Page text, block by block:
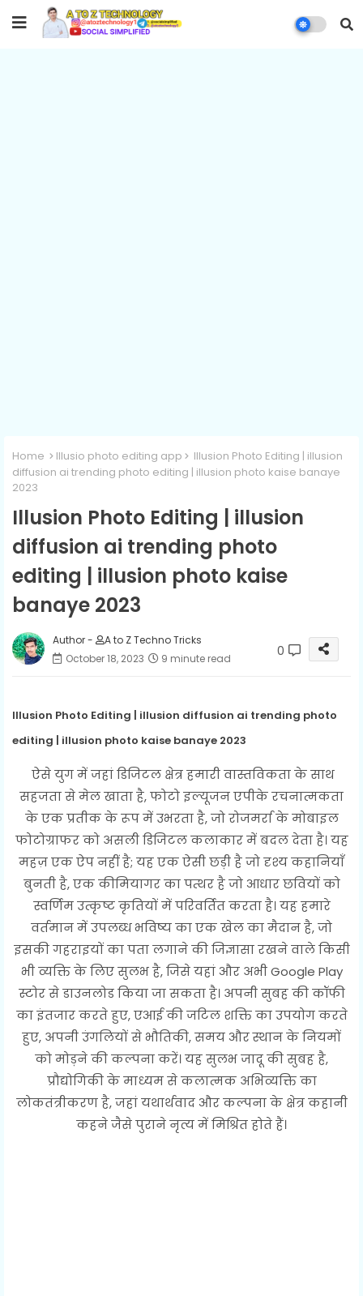
Home Illusio photo editing app
Illusion Photo Editing | illusion
diffusion ai trending photo editing | illusion photo kaise banaye
2023
Illusion Photo Editing | illusion
diffusion ai trending photo
editing | illusion photo kaise
banaye 2023
Author -
A to Z Techno Tricks
October 18, 2023
9 minute read 0
Illusion Photo Editing | illusion diffusion ai trending photo
editing | illusion photo kaise banaye 2023
ऐसे युग में जहां डिजिटल क्षेत्र हमारी वास्तविकता के साथ
सहजता से मेल खाता है, फोटो इल्यूजन एपीके रचनात्मकता
के एक प्रतीक के रूप में उभरता है, जो रोजमर्रा के मोबाइल
फोटोग्राफर को असली डिजिटल कलाकार में बदल देता है। यह
महज़ एक ऐप नहीं है; यह एक ऐसी छड़ी है जो दृश्य कहानियाँ
बुनती है, एक कीमियागर का पत्थर है जो आधार छवियों को
स्वर्णिम उत्कृष्ट कृतियों में परिवर्तित करता है। यह हमारे
वर्तमान में उपलब्ध भविष्य का एक खेल का मैदान है, जो
इसकी गहराइयों का पता लगाने की जिज्ञासा रखने वाले किसी
भी व्यक्ति के लिए सुलभ है, जिसे यहां और अभी Google Play
स्टोर से डाउनलोड किया जा सकता है। अपनी सुबह की कॉफी
का इंतजार करते हुए, एआई की जटिल शक्ति का उपयोग करते
हुए, अपनी उंगलियों से भौतिकी, समय और स्थान के नियमों
को मोड़ने की कल्पना करें। यह सुलभ जादू की सुबह है,
प्रौद्योगिकी के माध्यम से कलात्मक अभिव्यक्ति का
लोकतंत्रीकरण है, जहां यथार्थवाद और कल्पना के क्षेत्र कहानी
कहने जैसे पुराने नृत्य में मिश्रित होते हैं।